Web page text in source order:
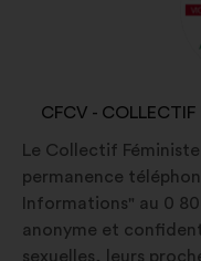
ORGANIZACIJOS
PAVADINIMAS:
CFCV - COLLECTIF
Le Collectif
permanence
Informations" au 0
anonyme et
sexuelles, leurs